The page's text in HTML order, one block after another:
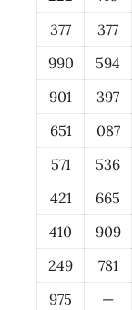
377
377
990
594
901
397
651
087
571
536
421
665
410
909
249
781
975
—